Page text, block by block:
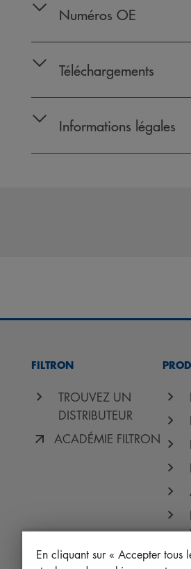
Numéros OE
Téléchargements
Informations légales
FILTRON
TROUVEZ UN
DISTRIBUTEUR
ACADÉMIE FILTRON
En cliquant sur « Accepter tous